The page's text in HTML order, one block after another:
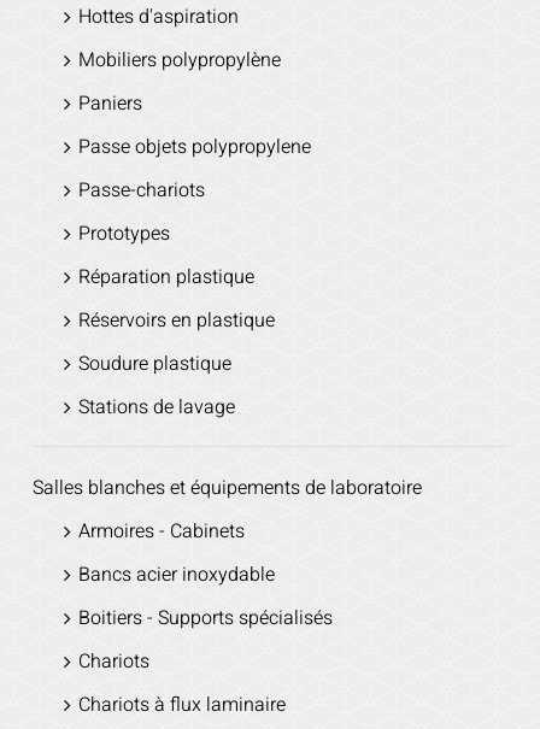
Hottes d'aspiration
Mobiliers polypropylène
Paniers
Passe objets polypropylene
Passe-chariots
Prototypes
Réparation plastique
Réservoirs en plastique
Soudure plastique
Stations de lavage
Salles blanches et équipements de laboratoire
Armoires - Cabinets
Bancs acier inoxydable
Boitiers - Supports spécialisés
Chariots
Chariots à flux laminaire